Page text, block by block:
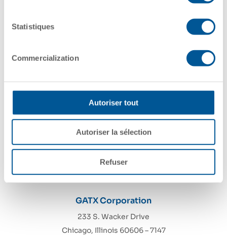
Statistiques
Commercialization
Autoriser tout
Autoriser la sélection
Refuser
Sr. Employment Law and Compliance
GATX Corporation
233 S. Wacker Drive
Chicago, Illinois 60606 – 7147